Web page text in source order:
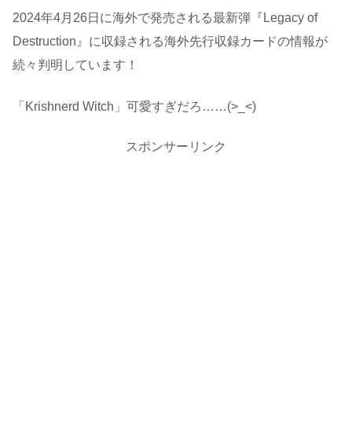
2024年4月26日に海外で発売される最新弾『Legacy of
Destruction』に収録される海外先行収録カードの情報が
続々判明しています！
「Krishnerd Witch」可愛すぎだろ……(>_<)
スポンサーリンク